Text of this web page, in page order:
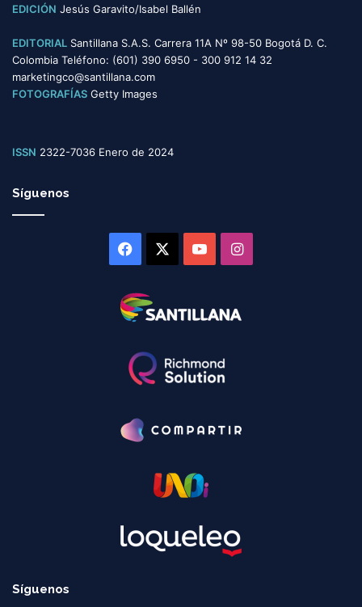
EDICIÓN Jesús Garavito/Isabel Ballén
EDITORIAL Santillana S.A.S. Carrera 11A Nº 98-50 Bogotá D. C.
Colombia Teléfono: (601) 390 6950 - 300 912 14 32
marketingco@santillana.com
FOTOGRAFÍAS Getty Images
ISSN 2322-7036 Enero de 2024
Síguenos
Facebook YouTubeInstagram
Síguenos